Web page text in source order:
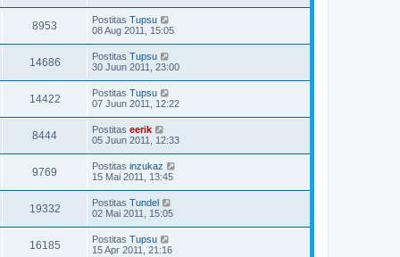
8953 Postitas Tupsu
08 Aug 2011, 15:05
14686 Postitas Tupsu
30 Juun 2011, 23:00
14422 Postitas Tupsu
07 Juun 2011, 12:22
8444 Postitas eerik
05 Juun 2011, 12:33
9769 Postitas inzukaz
15 Mai 2011, 13:45
19332 Postitas Tundel
02 Mai 2011, 15:05
16185 Postitas Tupsu
15 Apr 2011, 21:16